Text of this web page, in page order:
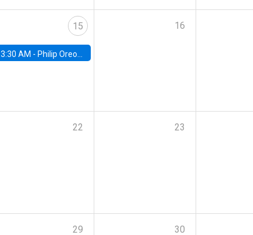
15
3:30 AM - Philip Oreopolous, University of Toronto
16
22 23
29 30